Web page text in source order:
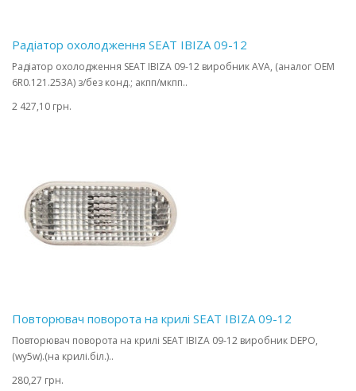
Радіатор охолодження SEAT IBIZA 09-12
Радіатор охолодження SEAT IBIZA 09-12 виробник AVA, (аналог OEM
6R0.121.253A) з/без конд.; акпп/мкпп..
2 427,10 грн.
Повторювач поворота на крилі SEAT IBIZA 09-12
Повторювач поворота на крилі SEAT IBIZA 09-12 виробник DEPO,
(wy5w).(на крилі.біл.)..
280,27 грн.